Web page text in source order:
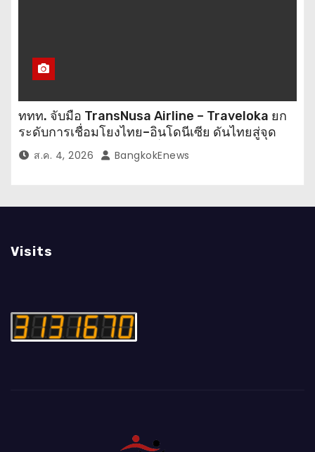
ททท. จับมือ TransNusa Airline – Traveloka ยก
ระดับการเชื่อมโยงไทย–อินโดนีเซีย ดันไทยสู่จุด
หมายปลายทางคุณภาพ เชื่อม Asean Tourism
และ Muslim-Friendly Destination
ส.ค. 4, 2026 BangkokEnews
Visits